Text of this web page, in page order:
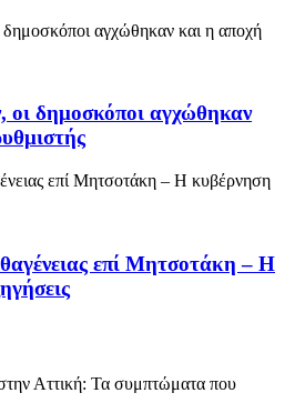
οι δημοσκόποι αγχώθηκαν
επί Μητσοτάκη – Η